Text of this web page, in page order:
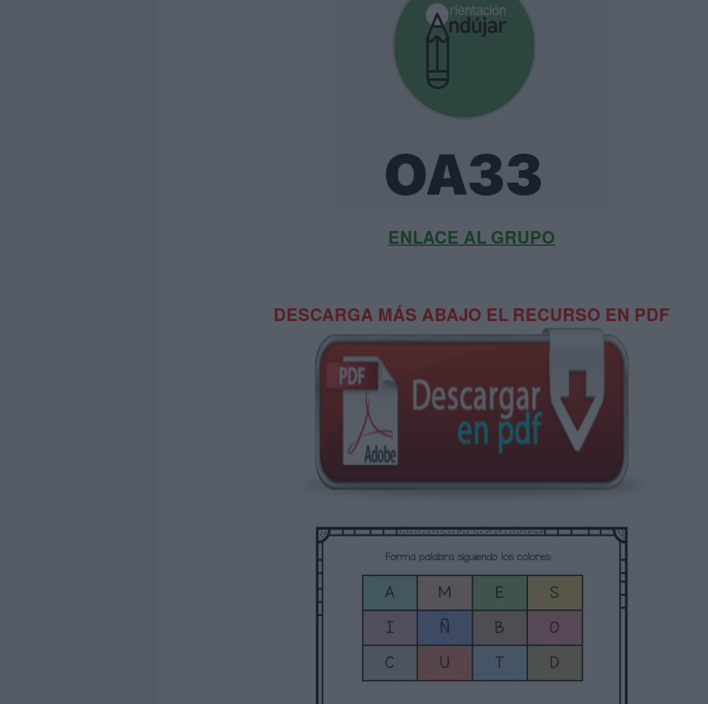
ENLACE AL GRUPO
DESCARGA MÁS ABAJO EL RECURSO EN PDF